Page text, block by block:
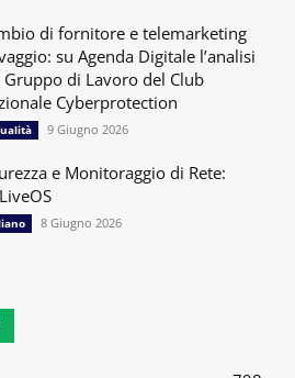
di fornitore e telemarketing
su Agenda Digitale l’analisi
Gruppo di Lavoro del Club
Cyberprotection
9 Giugno 2026
e Monitoraggio di Rete:
8 Giugno 2026